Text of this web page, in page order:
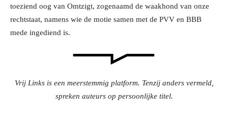
toeziend oog van Omtzigt, zogenaamd de waakhond van onze
rechtstaat, namens wie de motie samen met de PVV en BBB
mede ingediend is.
Vrij Links is een meerstemmig platform. Tenzij anders vermeld,
spreken auteurs op persoonlijke titel.